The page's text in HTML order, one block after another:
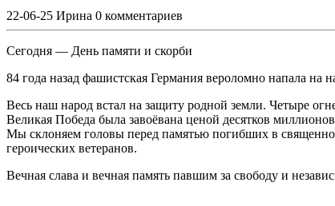
22-06-25 Ирина 0 комментариев
Сегодня — День памяти и скорби
84 года назад фашистская Германия вероломно напала на
Весь наш народ встал на защиту родной земли. Четыре
Великая Победа была завоёвана ценой десятков
Мы склоняем головы перед памятью погибших в
героических ветеранов.
Вечная слава и вечная память павшим за свободу и